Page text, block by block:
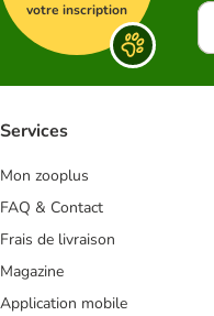
votre inscription
Services
Mon zooplus
FAQ & Contact
Frais de livraison
Magazine
Application mobile